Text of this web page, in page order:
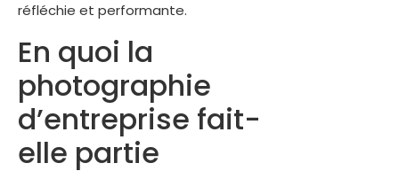
réfléchie et performante.
En quoi la
photographie
d’entreprise fait-
elle partie